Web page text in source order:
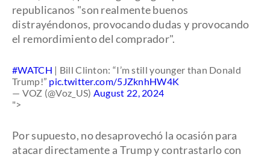
republicanos "son realmente buenos
distrayéndonos, provocando dudas y provocando
el remordimiento del comprador".
#WATCH | Bill Clinton: “I’m still younger than Donald
Trump!” pic.twitter.com/5JZknhHW4K
— VOZ (@Voz_US) August 22, 2024
">
Por supuesto, no desaprovechó la ocasión para
atacar directamente a Trump y contrastarlo con